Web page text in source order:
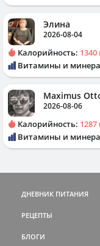
Элина
2026-08-04
Калорийность: 1340
Витамины и
Maximus
2026-08-06
Калорийность: 1287
Витамины и
ДНЕВНИК ПИТАНИЯ
РЕЦЕПТЫ
БЛОГИ